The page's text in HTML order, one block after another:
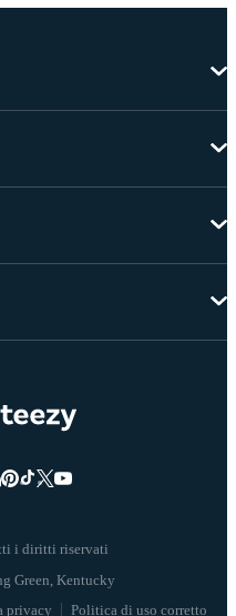
i diritti riservati
privacy Politica di uso corretto